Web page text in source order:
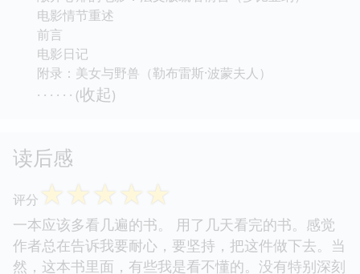
电影情节重述
前言
电影日记
附录：美女与野兽（勒布雷斯·波蒙夫人）
· · · · · · (收起)
读后感
评分 ☆☆☆☆☆
一本应该多看几遍的书。 用了几天看完的书。感觉
作者总在告诉我要耐心，要坚持，把这件做下去。当
然，这本书里面，有些我是看不懂的。没有特别深刻